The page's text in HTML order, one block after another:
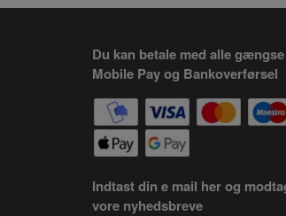
Du kan betale med alle
Mobile Pay og Bankoverførsel
Indtast din e mail her og
vore nyhedsbreve